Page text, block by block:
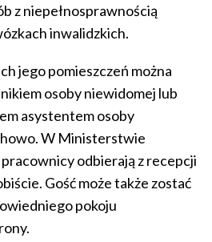
z niepełnosprawnością
inwalidzkich.
jego pomieszczeń można
osoby niewidomej lub
asystentem osoby
W Ministerstwie
odbierają z recepcji
Gość może także zostać
pokoju